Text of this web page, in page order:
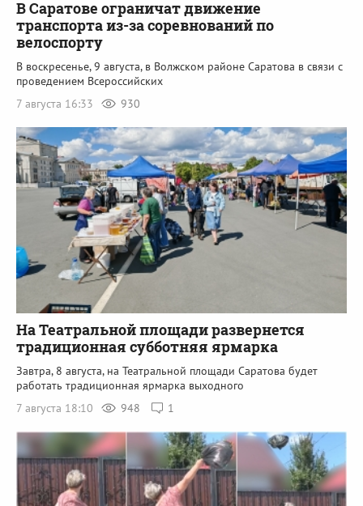
В Саратове ограничат движение
транспорта из-за соревнований по
велоспорту
В воскресенье, 9 августа, в Волжском районе Саратова в связи с
проведением Всероссийских
7 августа 16:33
930
На Театральной площади развернется
традиционная субботняя ярмарка
Завтра, 8 августа, на Театральной площади Саратова будет
работать традиционная ярмарка выходного
7 августа 18:10
948 1